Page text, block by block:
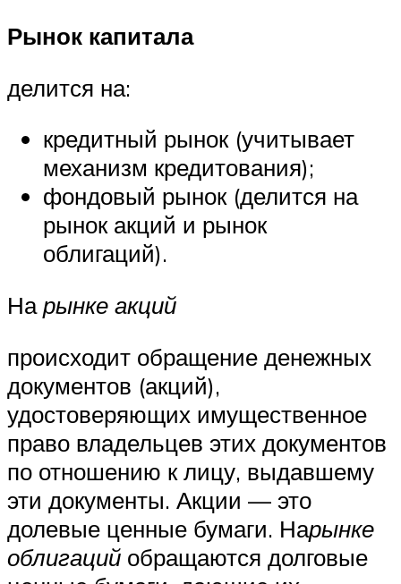
Рынок капитала
делится на:
кредитный рынок (учитывает
механизм кредитования);
фондовый рынок (делится на
рынок акций и рынок
облигаций).
Нарынке акций
происходит обращение денежных
документов (акций),
удостоверяющих имущественное
право владельцев этих документов
по отношению к лицу, выдавшему
эти документы. Акции — это
долевые ценные бумаги. Нарынке
облигаций обращаются долговые